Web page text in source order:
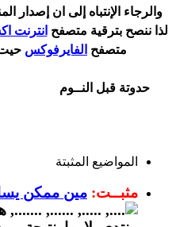
والرجاء الإنتباه إلى ان إصدار
لذا ننصح بترقية متصفح انترنت
متصفح الفايرفوكس
حدوتة قبل النــوم
المواضيع المثبتة
مثبــت: مين ممكن